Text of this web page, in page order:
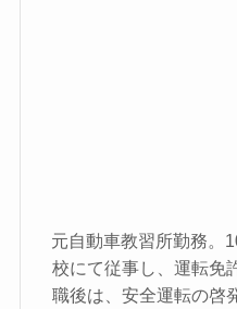
元自動車教習所勤務。
校にて従事し、運転免
職後は、安全運転の啓